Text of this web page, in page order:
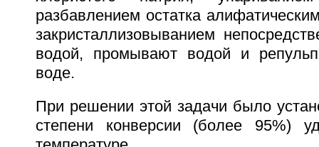
разбавлением остатка
закристаллизовыванием
водой, промывают водой и
воде.
При решении этой задачи было
степени конверсии (более 95%)